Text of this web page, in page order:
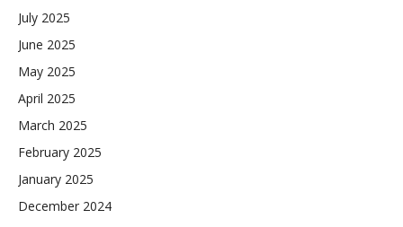
July 2025
June 2025
May 2025
April 2025
March 2025
February 2025
January 2025
December 2024